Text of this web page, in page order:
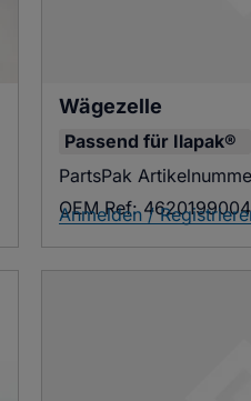
Wägezelle
Passend für Ilapak®
PartsPak
OEM Ref: 4620199004
Anmelden /